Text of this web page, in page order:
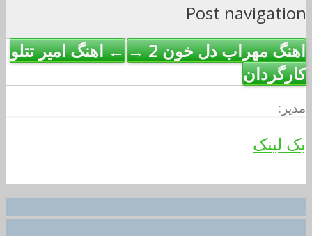
Post navigation
اهنگ مهراب دل خون 2 →
← اهنگ امیر تتلو
کارگردان
مدیر:
بک لینک
.